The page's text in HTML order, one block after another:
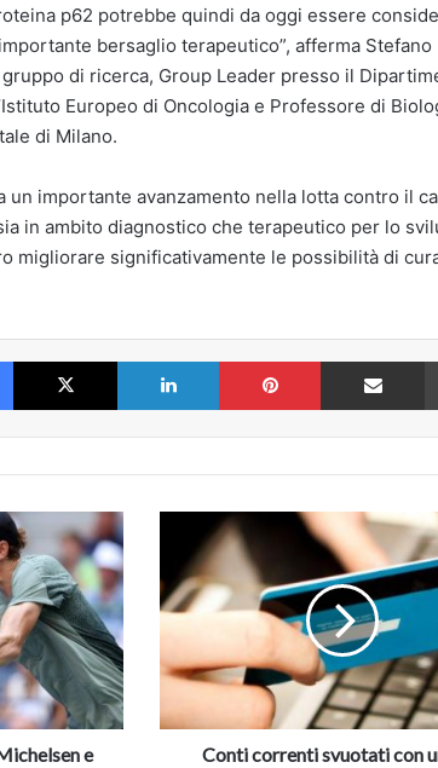
p62 potrebbe quindi da oggi essere
bersaglio terapeutico”, afferma Stefano
di ricerca, Group Leader presso il
Europeo di Oncologia e Professore di
di Milano.
un importante avanzamento nella lotta contro il
in ambito diagnostico che terapeutico per lo
migliorare significativamente le possibilità di
Facebook X LinkedIn Pinterest
e
correnti
svuotati
con
allarme
Puglia:
Conti correnti svuotati con